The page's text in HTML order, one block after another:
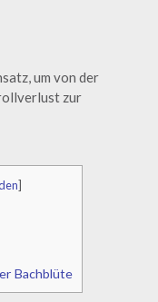
um von der
zur
]
Bachblüte